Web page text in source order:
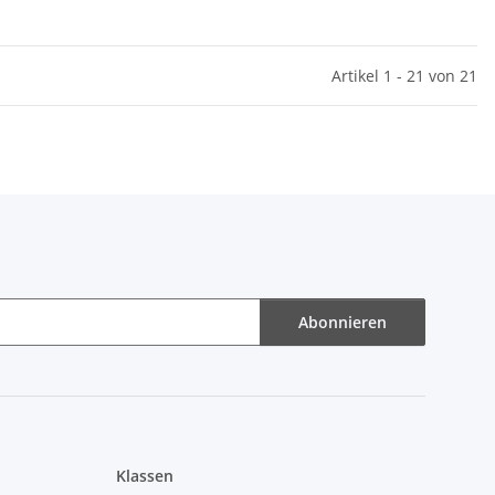
Artikel 1 - 21 von 21
Abonnieren
Klassen